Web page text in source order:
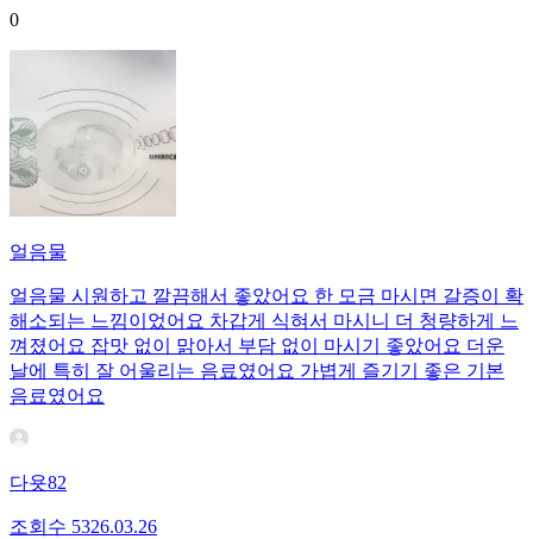
0
얼음물
얼음물 시원하고 깔끔해서 좋았어요 한 모금 마시면 갈증이 확
해소되는 느낌이었어요 차갑게 식혀서 마시니 더 청량하게 느
껴졌어요 잡맛 없이 맑아서 부담 없이 마시기 좋았어요 더운
날에 특히 잘 어울리는 음료였어요 가볍게 즐기기 좋은 기본
음료였어요
다욧82
조회수 5326.03.26